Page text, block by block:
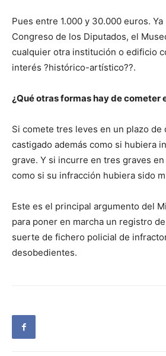
Pues entre 1.000 y 30.000 euros. Ya
Congreso de los Diputados, el
cualquier otra institución o edificio
interés ?histórico-artístico??.
¿Qué otras formas hay de cometer
Si comete tres leves en un plazo de
castigado además como si hubiera
grave. Y si incurre en tres graves
como si su infracción hubiera sido
Este es el principal argumento del
para poner en marcha un registro
suerte de fichero policial de
desobedientes.